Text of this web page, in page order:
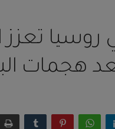
روسيا
هجمات